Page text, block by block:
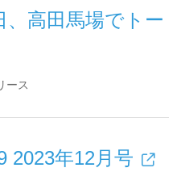
、高田馬場でトー
ース
2023年12月号